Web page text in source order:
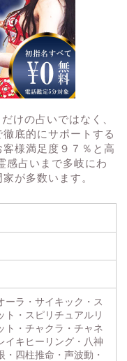
けの占いではなく、
底的にサポートする
様満足度９７％と高
感占いまで多岐にわ
が多数います。
ーラ・サイキック・ス
ト・スピリチュアルリ
ト・チャクラ・チャネ
イキヒーリング・八神
四柱推命・声波動・